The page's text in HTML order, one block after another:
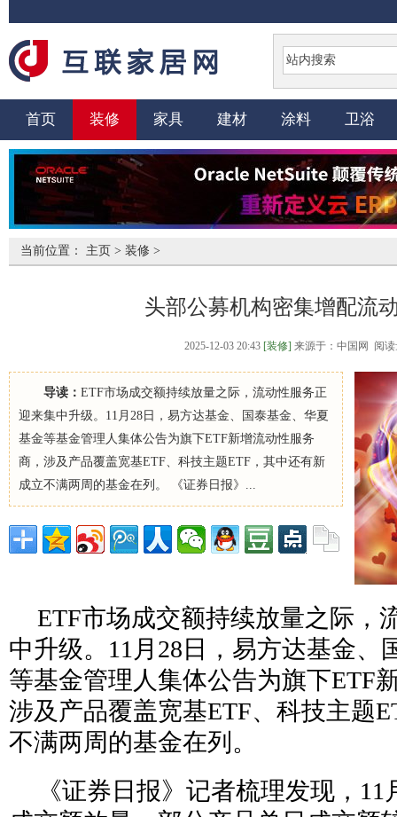
首页 装修 家具 建材 涂料 卫浴
当前位置： 主页 > 装修 >
头部公募机构密集增配流
2025-12-03 20:43 [装修] 来源于：中国网 阅
导读： ETF市场成交额持续放量之际，流动性服务正
迎来集中升级。11月28日，易方达基金、国泰基金、华夏
基金等基金管理人集体公告为旗下ETF新增流动性服务
商，涉及产品覆盖宽基ETF、科技主题ETF，其中还有新
成立不满两周的基金在列。 《证券日报》...
ETF市场成交额持续放量之际，
中升级。11月28日，易方达基金、
等基金管理人集体公告为旗下ETF
涉及产品覆盖宽基ETF、科技主题
不满两周的基金在列。
《证券日报》记者梳理发现，